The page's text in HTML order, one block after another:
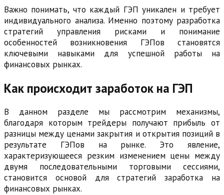
Важно понимать, что каждый ГЭП уникален и требует
индивидуального анализа. Именно поэтому разработка
стратегий управления рисками и понимание
особенностей возникновения ГЭПов становятся
ключевыми навыками для успешной работы на
финансовых рынках.
Как происходит заработок на ГЭП
В данном разделе мы рассмотрим механизмы,
благодаря которым трейдеры получают прибыль от
разницы между ценами закрытия и открытия позиций в
результате ГЭПов на рынке. Это явление,
характеризующееся резким изменением цены между
двумя последовательными торговыми сессиями,
становится основой для стратегий заработка на
финансовых рынках.